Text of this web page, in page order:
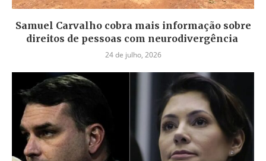
Samuel Carvalho cobra mais informação sobre
direitos de pessoas com neurodivergência
24 de julho, 2026